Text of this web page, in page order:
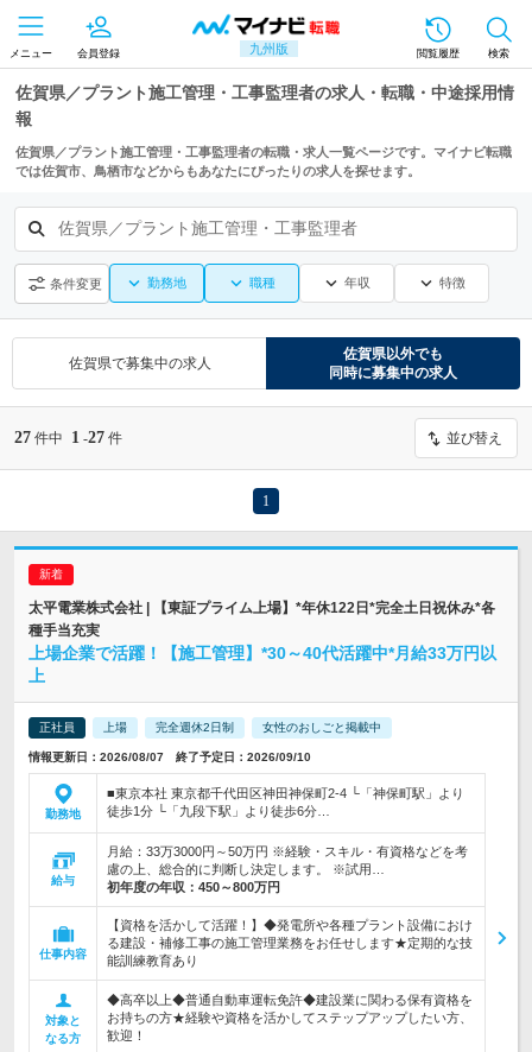
九州版
メニュー 会員登録 閲覧履歴 検索
佐賀県／プラント施工管理・工事監理者の求人・転職・中途採用情
報
佐賀県／プラント施工管理・工事監理者の転職・求人一覧ページです。マイナビ転職
では佐賀市、鳥栖市などからもあなたにぴったりの求人を探せます。
佐賀県／プラント施工管理・工事監理者
条件変更 勤務地 職種 年収 特徴
佐賀県で募集中の求人
佐賀県以外でも
同時に募集中の求人
27 件中 1 -27 件 並び替え
1
太平電業株式会社 | 【東証プライム上場】*年休122日*完全土日祝休み*各
種手当充実
上場企業で活躍！【施工管理】*30～40代活躍中*月給33万円以
上
正社員 上場 完全週休2日制 女性のおしごと掲載中
情報更新日：2026/08/07 終了予定日：2026/09/10
勤務地
■東京本社 東京都千代田区神田神保町2-4 └「神保町駅」より
徒歩1分 └「九段下駅」より徒歩6分…
給与
月給：33万3000円～50万円 ※経験・スキル・有資格などを考
慮の上、総合的に判断し決定します。 ※試用…
初年度の年収： 450～800万円
仕事内容
【資格を活かして活躍！】◆発電所や各種プラント設備におけ
る建設・補修工事の施工管理業務をお任せします★定期的な技
能訓練教育あり
対象と
なる方
◆高卒以上◆普通自動車運転免許◆建設業に関わる保有資格を
お持ちの方★経験や資格を活かしてステップアップしたい方、
歓迎！